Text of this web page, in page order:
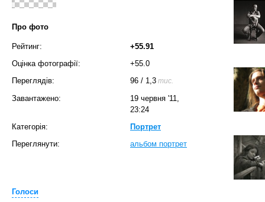
Про фото
Рейтинг:
+55.91
Оцінка фотографії:
+55.0
Переглядів:
96 / 1,3 тис.
Завантажено:
19 червня '11,
23:24
Категорія:
Портрет
Переглянути:
альбом портрет
Голоси